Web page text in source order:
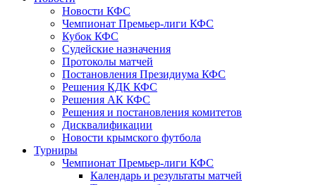
Новости КФС
Чемпионат Премьер-лиги КФС
Кубок КФС
Судейские назначения
Протоколы матчей
Постановления Президиума КФС
Решения КДК КФС
Решения АК КФС
Решения и постановления комитетов
Дисквалификации
Новости крымского футбола
Турниры
Чемпионат Премьер-лиги КФС
Календарь и результаты матчей